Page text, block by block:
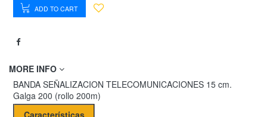
ADD TO CART
MORE INFO
BANDA SEÑALIZACION TELECOMUNICACIONES 15 cm.
Galga 200 (rollo 200m)
Características